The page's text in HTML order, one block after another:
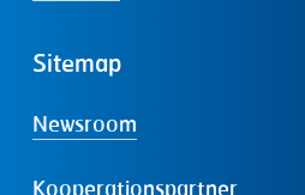
Sitemap
Newsroom
Kooperationspartner